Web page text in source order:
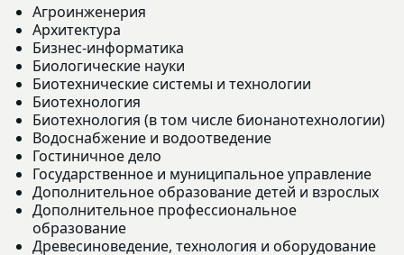
Агроинженерия
Архитектура
Бизнес-информатика
Биологические науки
Биотехнические системы и технологии
Биотехнология
Биотехнология (в том числе бионанотехнологии)
Водоснабжение и водоотведение
Гостиничное дело
Государственное и муниципальное управление
Дополнительное образование детей и взрослых
Дополнительное профессиональное
образование
Древесиноведение, технология и оборудование